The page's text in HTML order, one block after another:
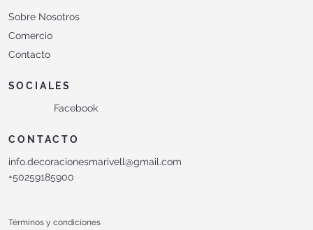
Sobre Nosotros
Comercio
Contacto
SOCIALES
Facebook
CONTACTO
info.decoracionesmarivell@gmail.com
+50259185900
Términos y condiciones